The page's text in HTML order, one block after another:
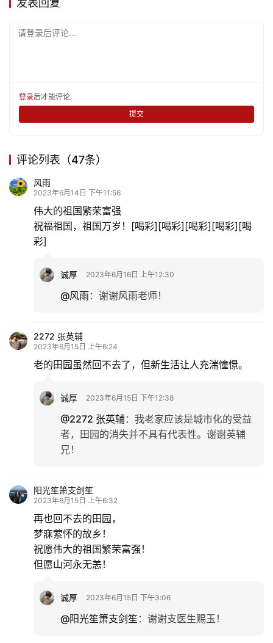
发表回复
请登录后评论...
登录后才能评论
提交
评论列表（47条）
风雨
2023年6月14日 下午11:56
伟大的祖国繁荣富强
祝福祖国，祖国万岁！[喝彩][喝彩][喝彩][喝彩][喝
彩]
诚厚 2023年6月16日 上午12:30
@风雨： 谢谢风雨老师！
2272 张英辅
2023年6月15日 上午6:24
老的田园虽然回不去了，但新生活让人充湍憧憬。
诚厚 2023年6月15日 下午12:38
@2272 张英辅： 我老家应该是城市化的受益
者，田园的消失并不具有代表性。谢谢英辅
兄！
阳光笙箫支剑笙
2023年6月15日 上午6:32
再也回不去的田园，
梦寐萦怀的故乡！
祝愿伟大的祖国繁荣富强！
但愿山河永无恙！
诚厚 2023年6月15日 下午3:06
@阳光笙箫支剑笙 ： 谢谢支医生赐玉！